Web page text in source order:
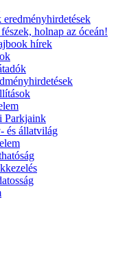
eredményhirdetések
holnap az óceán!
hírek
Parkjaink
és állatvilág